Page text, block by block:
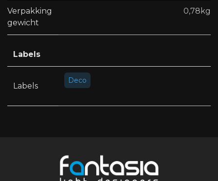
Verpakking
gewicht
0,78kg
Labels
Labels
Deco